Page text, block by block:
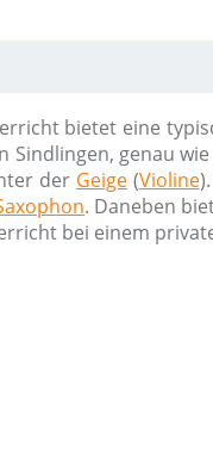
bietet eine
genau
der Geige(Violine
. Daneben
bei einem